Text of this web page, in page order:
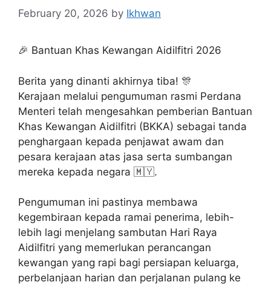
February 20, 2026 by Ikhwan
🎉 Bantuan Khas Kewangan Aidilfitri 2026
Berita yang dinanti akhirnya tiba! 🎊
Kerajaan melalui pengumuman rasmi Perdana
Menteri telah mengesahkan pemberian Bantuan
Khas Kewangan Aidilfitri (BKKA) sebagai tanda
penghargaan kepada penjawat awam dan
pesara kerajaan atas jasa serta sumbangan
mereka kepada negara 🇲🇾.
Pengumuman ini pastinya membawa
kegembiraan kepada ramai penerima, lebih-
lebih lagi menjelang sambutan Hari Raya
Aidilfitri yang memerlukan perancangan
kewangan yang rapi bagi persiapan keluarga,
perbelanjaan harian dan perjalanan pulang ke